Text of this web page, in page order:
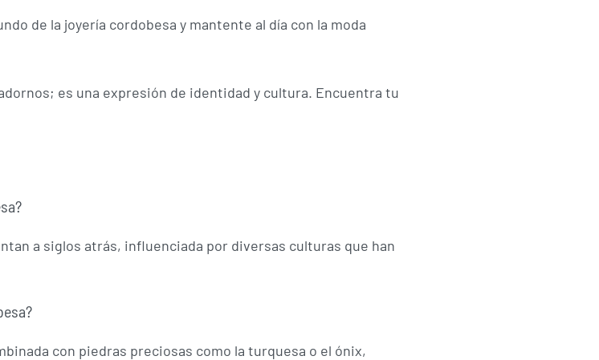
de la joyería cordobesa y mantente al día con la moda
es una expresión de identidad y cultura. Encuentra tu
a siglos atrás, influenciada por diversas culturas que han
con piedras preciosas como la turquesa o el ónix,